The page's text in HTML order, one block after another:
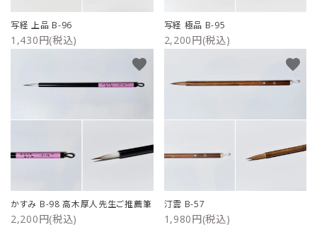
写経 上品 B-96
1,430円(税込)
写経 極品 B-95
2,200円(税込)
かすみ B-98 高木厚人先生ご推薦筆
2,200円(税込)
favorite
汀雲 B-57
1,980円(税込)
favorite